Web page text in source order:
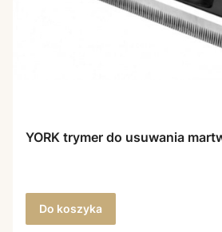
Do koszyka